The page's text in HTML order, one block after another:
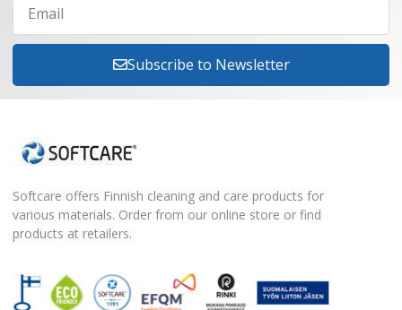
Subscribe to Newsletter
Softcare offers Finnish cleaning and care products for
various materials. Order from our online store or find
products at retailers.